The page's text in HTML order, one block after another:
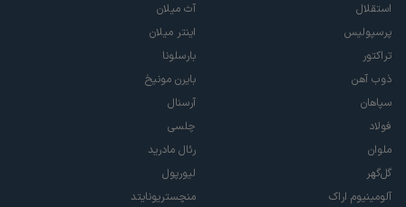
استقلال
پرسپولیس
تراکتور
ذوب آهن
سپاهان
فولاد
ملوان
گل‌گهر
آلومینیوم اراک
آث میلان
اینتر میلان
بارسلونا
بایرن مونیخ
آرسنال
چلسی
رئال مادرید
لیورپول
منچستریونایتد